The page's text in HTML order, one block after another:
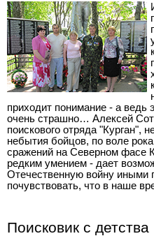
приходит понимание - а
очень страшно… Алексей
поискового отряда "Курган",
небытия бойцов, по воле
сражений на Северном фасе
редким умением - дает
Отечественную войну иными
почувствовать, что в наше
Поисковик с детства